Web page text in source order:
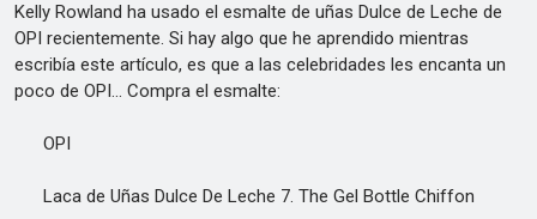
Kelly Rowland ha usado el esmalte de uñas Dulce de Leche de
OPI recientemente. Si hay algo que he aprendido mientras
escribía este artículo, es que a las celebridades les encanta un
poco de OPI... Compra el esmalte:
OPI
Laca de Uñas Dulce De Leche 7. The Gel Bottle Chiffon